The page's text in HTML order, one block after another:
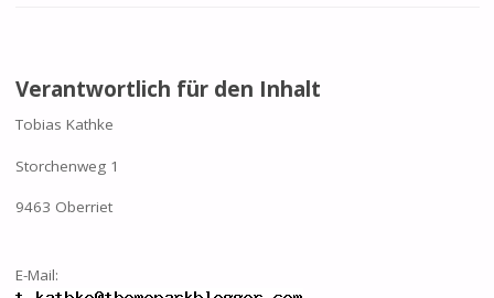
Verantwortlich für den Inhalt
Tobias Kathke
Storchenweg 1
9463 Oberriet
E-Mail: